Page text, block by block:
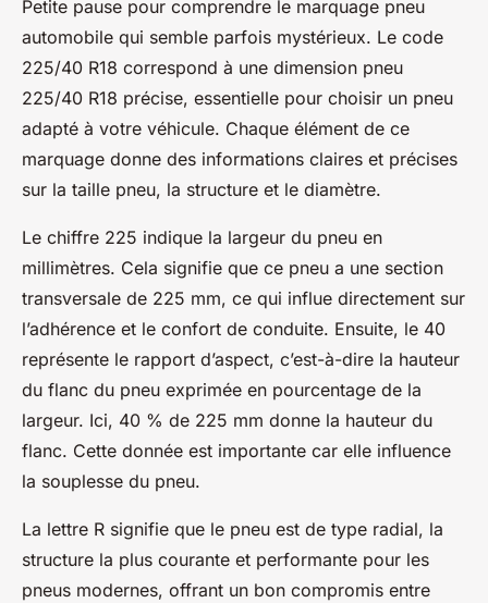
Petite pause pour comprendre le marquage pneu
automobile qui semble parfois mystérieux. Le code
225/40 R18 correspond à une dimension pneu
225/40 R18 précise, essentielle pour choisir un pneu
adapté à votre véhicule. Chaque élément de ce
marquage donne des informations claires et précises
sur la taille pneu, la structure et le diamètre.
Le chiffre 225 indique la largeur du pneu en
millimètres. Cela signifie que ce pneu a une section
transversale de 225 mm, ce qui influe directement sur
l’adhérence et le confort de conduite. Ensuite, le 40
représente le rapport d’aspect, c’est-à-dire la hauteur
du flanc du pneu exprimée en pourcentage de la
largeur. Ici, 40 % de 225 mm donne la hauteur du
flanc. Cette donnée est importante car elle influence
la souplesse du pneu.
La lettre R signifie que le pneu est de type radial, la
structure la plus courante et performante pour les
pneus modernes, offrant un bon compromis entre